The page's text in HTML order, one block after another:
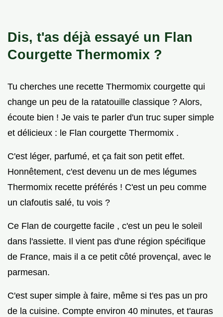
Dis, t'as déjà essayé un Flan
Courgette Thermomix ?
Tu cherches une recette Thermomix courgette qui
change un peu de la ratatouille classique ? Alors,
écoute bien ! Je vais te parler d'un truc super simple
et délicieux : le Flan courgette Thermomix .
C'est léger, parfumé, et ça fait son petit effet.
Honnêtement, c'est devenu un de mes légumes
Thermomix recette préférés ! C'est un peu comme
un clafoutis salé, tu vois ?
Ce Flan de courgette facile , c'est un peu le soleil
dans l'assiette. Il vient pas d'une région spécifique
de France, mais il a ce petit côté provençal, avec le
parmesan.
C'est super simple à faire, même si t'es pas un pro
de la cuisine. Compte environ 40 minutes, et t'auras